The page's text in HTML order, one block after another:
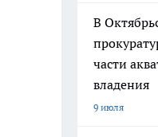
В
части
владения
9 июля